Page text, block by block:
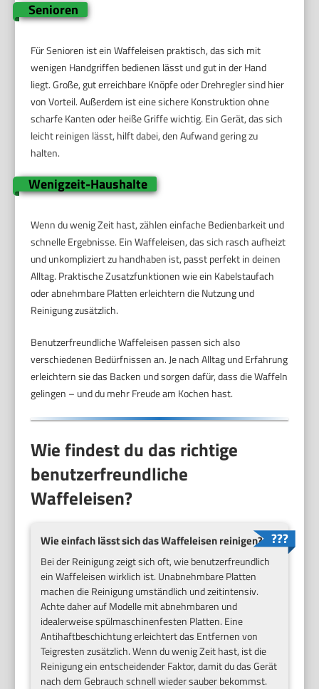
Senioren
Für Senioren ist ein Waffeleisen praktisch, das sich mit
wenigen Handgriffen bedienen lässt und gut in der Hand
liegt. Große, gut erreichbare Knöpfe oder Drehregler sind hier
von Vorteil. Außerdem ist eine sichere Konstruktion ohne
scharfe Kanten oder heiße Griffe wichtig. Ein Gerät, das sich
leicht reinigen lässt, hilft dabei, den Aufwand gering zu
halten.
Wenigzeit-Haushalte
Wenn du wenig Zeit hast, zählen einfache Bedienbarkeit und
schnelle Ergebnisse. Ein Waffeleisen, das sich rasch aufheizt
und unkompliziert zu handhaben ist, passt perfekt in deinen
Alltag. Praktische Zusatzfunktionen wie ein Kabelstaufach
oder abnehmbare Platten erleichtern die Nutzung und
Reinigung zusätzlich.
Benutzerfreundliche Waffeleisen passen sich also
verschiedenen Bedürfnissen an. Je nach Alltag und Erfahrung
erleichtern sie das Backen und sorgen dafür, dass die Waffeln
gelingen – und du mehr Freude am Kochen hast.
Wie findest du das richtige
benutzerfreundliche
Waffeleisen?
Wie einfach lässt sich das Waffeleisen reinigen?
Bei der Reinigung zeigt sich oft, wie benutzerfreundlich
ein Waffeleisen wirklich ist. Unabnehmbare Platten
machen die Reinigung umständlich und zeitintensiv.
Achte daher auf Modelle mit abnehmbaren und
idealerweise spülmaschinenfesten Platten. Eine
Antihaftbeschichtung erleichtert das Entfernen von
Teigresten zusätzlich. Wenn du wenig Zeit hast, ist die
Reinigung ein entscheidender Faktor, damit du das Gerät
nach dem Gebrauch schnell wieder sauber bekommst.